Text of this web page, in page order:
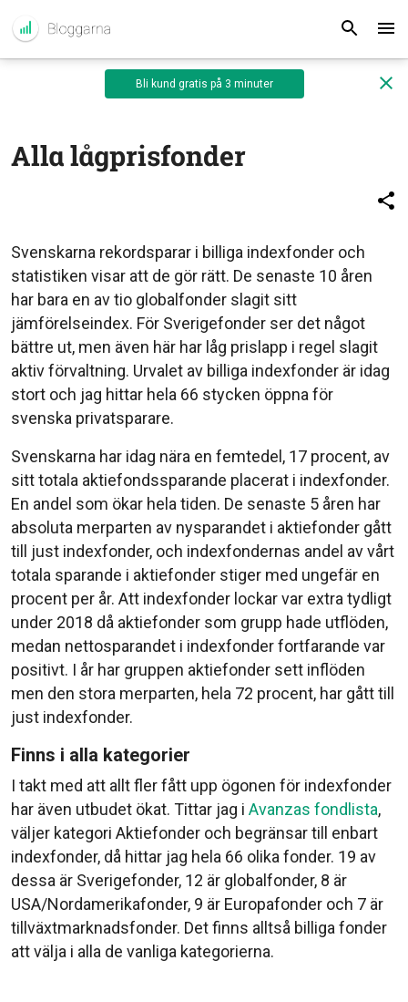
Bli kund gratis på 3 minuter
Alla lågprisfonder
Svenskarna rekordsparar i billiga indexfonder och
statistiken visar att de gör rätt. De senaste 10 åren
har bara en av tio globalfonder slagit sitt
jämförelseindex. För Sverigefonder ser det något
bättre ut, men även här har låg prislapp i regel slagit
aktiv förvaltning. Urvalet av billiga indexfonder är idag
stort och jag hittar hela 66 stycken öppna för
svenska privatsparare.
Svenskarna har idag nära en femtedel, 17 procent, av
sitt totala aktiefondssparande placerat i indexfonder.
En andel som ökar hela tiden. De senaste 5 åren har
absoluta merparten av nysparandet i aktiefonder gått
till just indexfonder, och indexfondernas andel av vårt
totala sparande i aktiefonder stiger med ungefär en
procent per år. Att indexfonder lockar var extra tydligt
under 2018 då aktiefonder som grupp hade utflöden,
medan nettosparandet i indexfonder fortfarande var
positivt. I år har gruppen aktiefonder sett inflöden
men den stora merparten, hela 72 procent, har gått till
just indexfonder.
Finns i alla kategorier
I takt med att allt fler fått upp ögonen för indexfonder
har även utbudet ökat. Tittar jag i Avanzas fondlista,
väljer kategori Aktiefonder och begränsar till enbart
indexfonder, då hittar jag hela 66 olika fonder. 19 av
dessa är Sverigefonder, 12 är globalfonder, 8 är
USA/Nordamerikafonder, 9 är Europafonder och 7 är
tillväxtmarknadsfonder. Det finns alltså billiga fonder
att välja i alla de vanliga kategorierna.